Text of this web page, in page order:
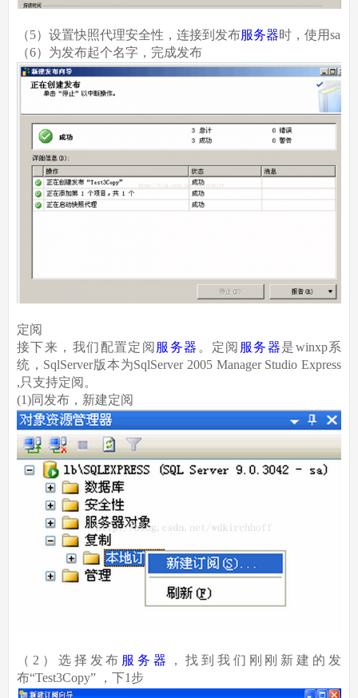
（5）设置快照代理安全性，连接到发布服务器时，使用sa
（6）为发布起个名字，完成发布
定阅
接下来，我们配置定阅 服务器 。定阅 服务器是winxp系
统，SqlServer版本为SqlServer 2005 Manager Studio Express
,只支持定阅。
(1)同发布，新建定阅
（2）选择发布 服务器
，找到我们刚刚新建的发
布“Test3Copy” ，下1步